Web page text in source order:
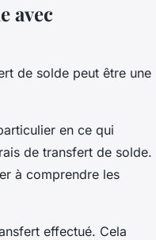
avec
de solde peut être une
en ce qui
de transfert de solde.
à comprendre les
effectué. Cela